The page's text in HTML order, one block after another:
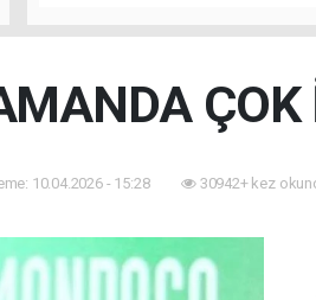
ÇOK
10.04.2026 - 15:28 30942+ kez